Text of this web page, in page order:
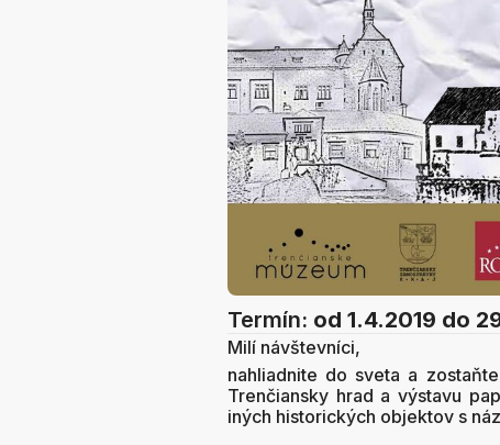
Termín: od 1.4.2019 do
Milí návštevníci,
nahliadnite do sveta a
Trenčiansky hrad a výstavu
iných historických objektov s